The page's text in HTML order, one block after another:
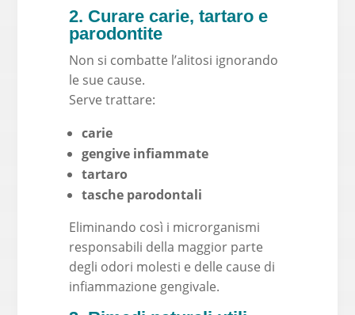
2. Curare carie, tartaro e
parodontite
Non si combatte l’alitosi ignorando
le sue cause.
Serve trattare:
carie
gengive infiammate
tartaro
tasche parodontali
Eliminando così i microrganismi
responsabili della maggior parte
degli odori molesti e delle cause di
infiammazione gengivale.